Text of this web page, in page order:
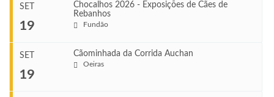
Ago 22, 2026
Ago 23, 2026
VENUE
Set 11, 2026
SET
19
Chocalhos 2026 - Exposições de Cães de
Rebanhos
Fundão
SET
19
Cãominhada da Corrida Auchan
Oeiras